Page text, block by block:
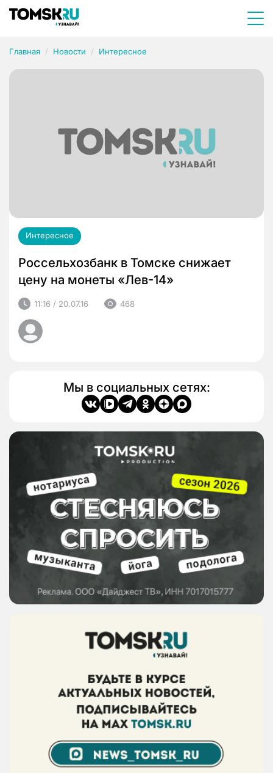
Главная Новости Интересное
Интересное
Россельхозбанк в Томске снижает
цену на монеты «Лев-14»
11:16 / 20.07.16 468
Мы в социальных сетях: